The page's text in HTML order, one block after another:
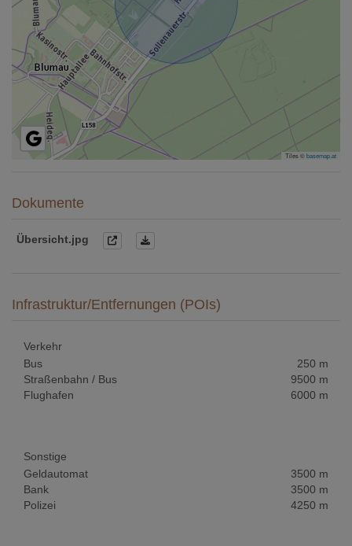
Tiles ©basemap.at
Dokumente
Übersicht.jpg
Infrastruktur/Entfernungen (POIs)
Verkehr
Bus
250 m
Straßenbahn / Bus
9500 m
Flughafen
6000 m
Sonstige
Geldautomat
3500 m
Bank
3500 m
Polizei
4250 m